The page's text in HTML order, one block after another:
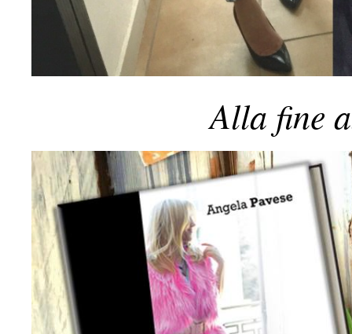
Alla fine